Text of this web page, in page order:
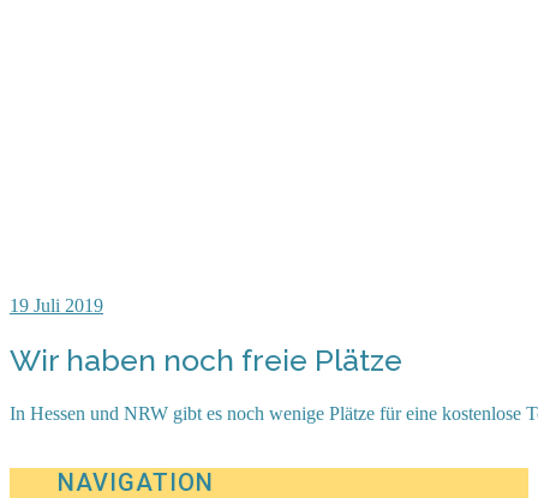
19 Juli 2019
Wir haben noch freie Plätze
In Hessen und NRW gibt es noch wenige Plätze für eine kostenlose
NAVIGATION